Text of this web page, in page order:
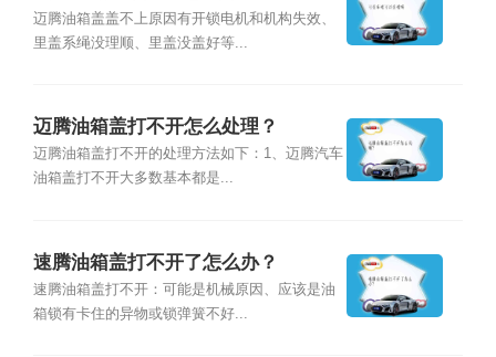
迈腾油箱盖盖不上原因有开锁电机和机构失效、
里盖系绳没理顺、里盖没盖好等...
迈腾油箱盖打不开怎么处理？
迈腾油箱盖打不开的处理方法如下：1、迈腾汽车
油箱盖打不开大多数基本都是...
速腾油箱盖打不开了怎么办？
速腾油箱盖打不开：可能是机械原因、应该是油
箱锁有卡住的异物或锁弹簧不好...